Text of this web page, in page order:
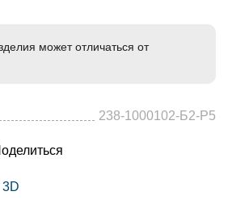
может отличаться от
238-1000102-Б2-Р5
3D